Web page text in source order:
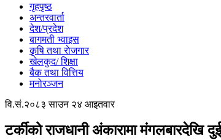
गृहपृष्ठ
अन्तरवार्ता
देश/प्रदेश
बागमती भ्वाइस
कृृषि तथा राेजगार
खेलकुद/ शिक्षा
बैक तथा वित्तिय
मनोरञ्जन
वि.सं.२०८३ साउन २४ आइतवार
टर्कीको राजधानी अंकारामा